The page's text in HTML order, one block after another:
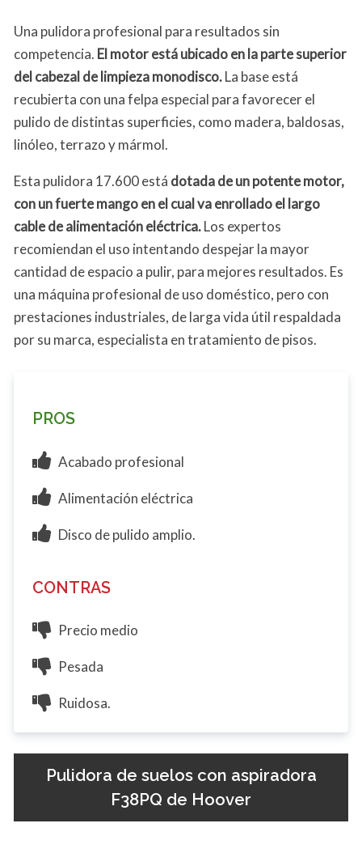
Una pulidora profesional para resultados sin
competencia. El motor está ubicado en la parte superior
del cabezal de limpieza monodisco.La base está
recubierta con una felpa especial para favorecer el
pulido de distintas superficies, como madera, baldosas,
linóleo, terrazo y mármol.
Esta pulidora 17.600 está dotada de un potente motor,
con un fuerte mango en el cual va enrollado el largo
cable de alimentación eléctrica.Los expertos
recomiendan el uso intentando despejar la mayor
cantidad de espacio a pulir, para mejores resultados. Es
una máquina profesional de uso doméstico, pero con
prestaciones industriales, de larga vida útil respaldada
por su marca, especialista en tratamiento de pisos.
PROS
Acabado profesional
Alimentación eléctrica
Disco de pulido amplio.
CONTRAS
Precio medio
Pesada
Ruidosa.
Pulidora de suelos con aspiradora
F38PQ de Hoover